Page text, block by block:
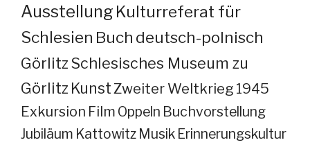
Ausstellung Kulturreferat für
Schlesien Buch deutsch-polnisch
GörlitzSchlesisches Museum zu
Görlitz KunstZweiter Weltkrieg 1945
Exkursion Film Oppeln Buchvorstellung
Jubiläum Kattowitz Musik Erinnerungskultur